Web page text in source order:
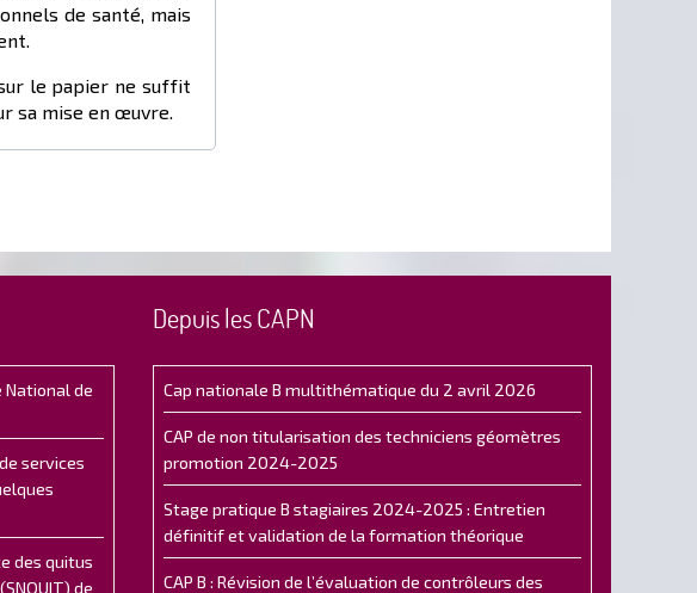
de santé, mais
le papier ne suffit
sa mise en œuvre.
National de
services
des quitus
de
Depuis les CAPN
Cap nationale B multithématique du 2 avril 2026
CAP de non titularisation des techniciens géomètres
promotion 2024-2025
Stage pratique B stagiaires 2024-2025 : Entretien
définitif et validation de la formation théorique
CAP B : Révision de l’évaluation de contrôleurs des